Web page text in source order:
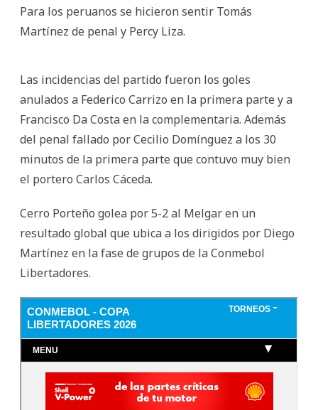
Para los peruanos se hicieron sentir Tomás
Martínez de penal y Percy Liza.
Las incidencias del partido fueron los goles
anulados a Federico Carrizo en la primera parte y a
Francisco Da Costa en la complementaria. Además
del penal fallado por Cecilio Domínguez a los 30
minutos de la primera parte que contuvo muy bien
el portero Carlos Cáceda.
Cerro Porteño golea por 5-2 al Melgar en un
resultado global que ubica a los dirigidos por Diego
Martínez en la fase de grupos de la Conmebol
Libertadores.